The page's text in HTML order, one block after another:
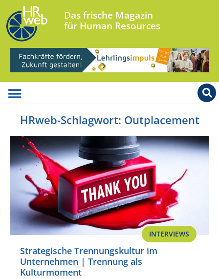
Das frische Magazin
für Human Resources
HRweb-Schlagwort: Outplacement
INTERVIEWS
Strategische Trennungskultur im
Unternehmen | Trennung als
Kulturmoment